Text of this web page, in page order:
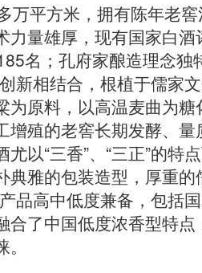
万平方米，拥有陈年老
力量雄厚，现有国家白
名；孔府家酿造理念
新相结合，根植于儒家
为原料，以高温麦曲为
增殖的老窖长期发酵、
以“三香”、“三正”的
典雅的包装造型，厚重
品高中低度兼备，包括
合了中国低度浓香型特